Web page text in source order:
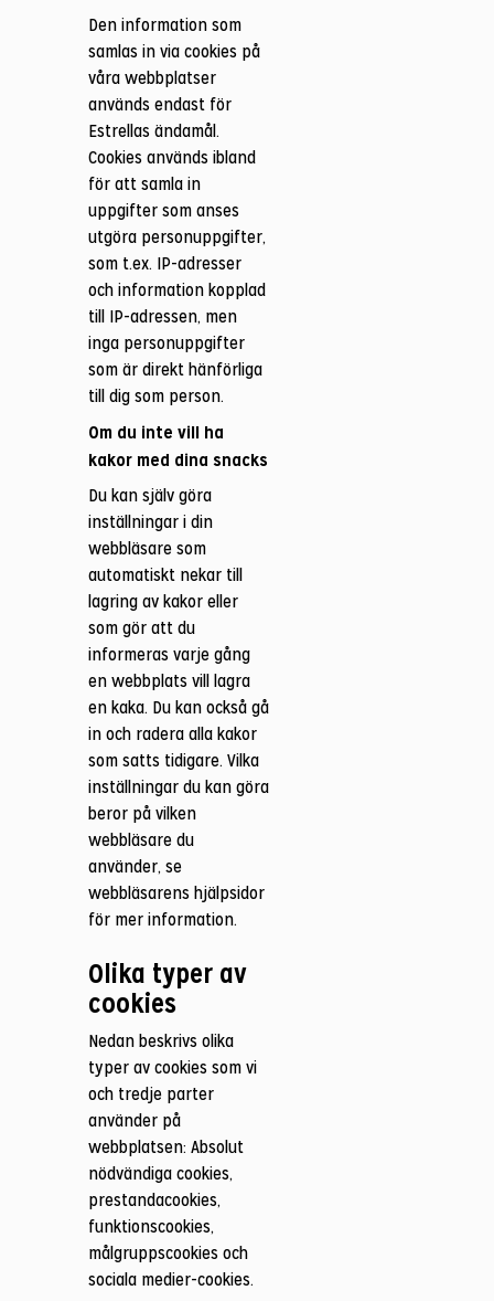
Den information som
samlas in via cookies på
våra webbplatser
används endast för
Estrellas ändamål.
Cookies används ibland
för att samla in
uppgifter som anses
utgöra personuppgifter,
som t.ex. IP-adresser
och information kopplad
till IP-adressen, men
inga personuppgifter
som är direkt hänförliga
till dig som person.
Om du inte vill ha
kakor med dina snacks
Du kan själv göra
inställningar i din
webbläsare som
automatiskt nekar till
lagring av kakor eller
som gör att du
informeras varje gång
en webbplats vill lagra
en kaka. Du kan också gå
in och radera alla kakor
som satts tidigare. Vilka
inställningar du kan göra
beror på vilken
webbläsare du
använder, se
webbläsarens hjälpsidor
för mer information.
Olika typer av
cookies
Nedan beskrivs olika
typer av cookies som vi
och tredje parter
använder på
webbplatsen: Absolut
nödvändiga cookies,
prestandacookies,
funktionscookies,
målgruppscookies och
sociala medier-cookies.